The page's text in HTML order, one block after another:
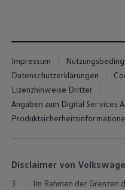
Impressum
Datenschutzerklärungen
Lizenzhinweise Dritter
Angaben zum Digital Services
Disclaimer von
3.
Im Rahmen der Grenzen